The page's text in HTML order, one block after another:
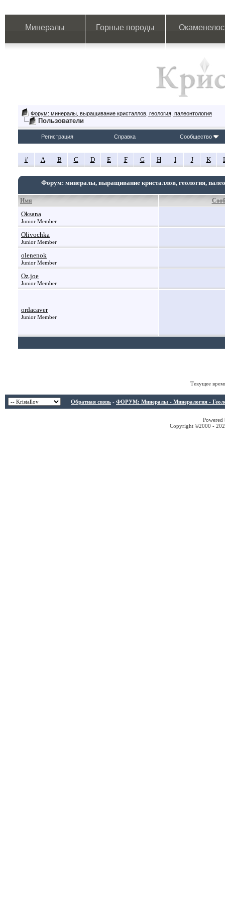
Минералы Горные породы
Форум: минералы, выращивание кристаллов, геология, палеонтология
Пользователи
Регистрация Справка Сообщество
# A B C D E F G H I J K
Форум: минералы, выращивание кристаллов, геология,
Имя
Oksana
Junior Member
Olivochka
Junior Member
olenenok
Junior Member
Oz.joe
Junior Member
ordacaver
Junior Member
Текущее
Обратная связь - ФОРУМ: Минералы - Минералогия -
Copyright ©2000 -